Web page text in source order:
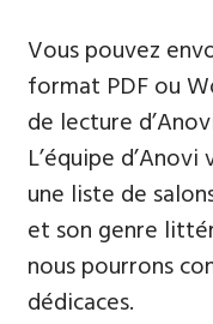
Vous pouvez
format PDF ou
de lecture
L’équipe
une liste de
et son genre
nous pourrons
dédicaces.